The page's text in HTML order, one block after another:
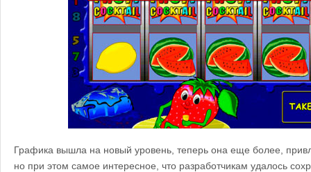
Графика вышла на новый уровень, теперь она еще более,
но при этом самое интересное, что разработчикам удалось